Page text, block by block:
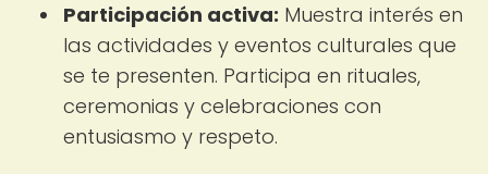
Participación activa: Muestra interés en
las actividades y eventos culturales que
se te presenten. Participa en rituales,
ceremonias y celebraciones con
entusiasmo y respeto.